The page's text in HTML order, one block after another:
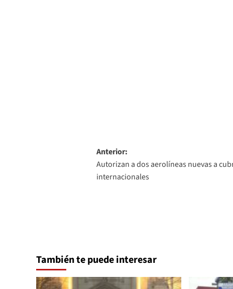
Navegación
de
entradas
Anterior:
Autorizan a dos aerolíneas nuevas a
internacionales
También te puede interesar